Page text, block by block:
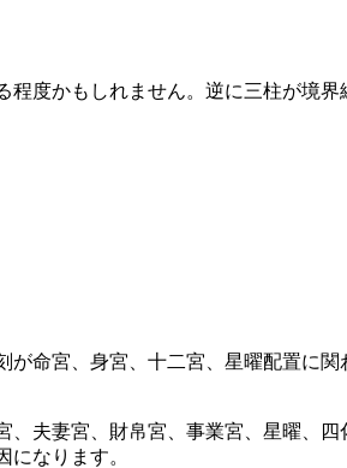
度かもしれません。逆に三柱が境
命宮、身宮、十二宮、星曜配置に
夫妻宮、財帛宮、事業宮、星曜、
なります。